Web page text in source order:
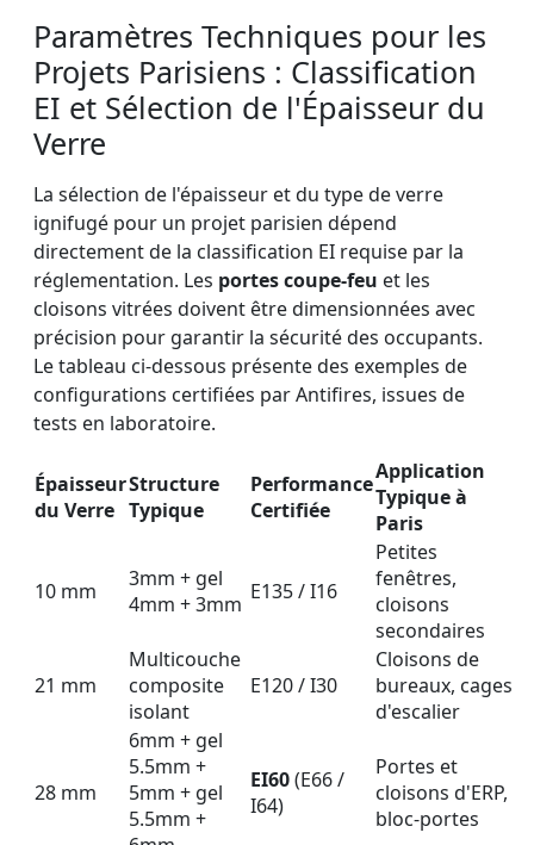
Paramètres Techniques pour les
Projets Parisiens : Classification
EI et Sélection de l'Épaisseur du
Verre
La sélection de l'épaisseur et du type de verre
ignifugé pour un projet parisien dépend
directement de la classification EI requise par la
réglementation. Les portes coupe-feu et les
cloisons vitrées doivent être dimensionnées avec
précision pour garantir la sécurité des occupants.
Le tableau ci-dessous présente des exemples de
configurations certifiées par Antifires, issues de
tests en laboratoire.
Épaisseur
du Verre
Structure
Typique
Performance
Certifiée
Application
Typique à
Paris
10 mm
3mm + gel
4mm + 3mm E135 / I16
Petites
fenêtres,
cloisons
secondaires
21 mm
Multicouche
composite
isolant
E120 / I30
Cloisons de
bureaux, cages
d'escalier
28 mm
6mm + gel
5.5mm +
5mm + gel
5.5mm +
EI60(E66 /
I64)
Portes et
cloisons d'ERP,
bloc-portes